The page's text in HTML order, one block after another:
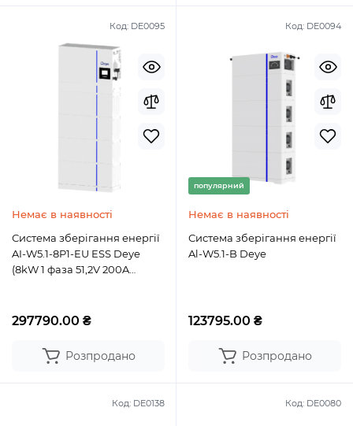
Код: DE0095
Немає в наявності
Система зберігання енергії
AI-W5.1-8P1-EU ESS Deye
(8kW 1 фаза 51,2V 200A
297790.00 ₴
Розпродано
Код: DE0094
популярний
Немає в наявності
Система зберігання енергії
Al-W5.1-B Deye
123795.00 ₴
Розпродано
Код: DE0138 Код: DE0080